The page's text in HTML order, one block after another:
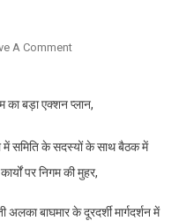
A CommentOn
बाघमार
मार्गदर्शन
में
देव
का बड़ा एक्शन प्लान,
में समिति के सदस्यों के साथ बैठक में
पर निगम की मुहर,
बाघमार के दूरदर्शी मार्गदर्शन में